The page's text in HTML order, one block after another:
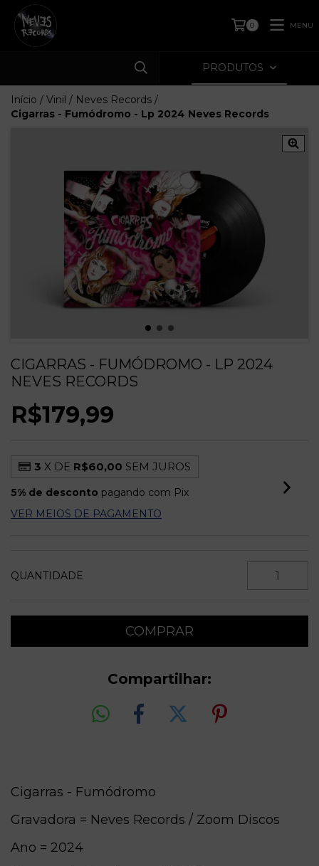
0 MENU
PRODUTOS
Início / Vinil / Neves Records /
Cigarras - Fumódromo - Lp 2024 Neves Records
CIGARRAS - FUMÓDROMO - LP 2024
NEVES RECORDS
R$179,99
3 X DE R$60,00 SEM JUROS
5% de desconto pagando com Pix
VER MEIOS DE PAGAMENTO
QUANTIDADE
Compartilhar:
Cigarras - Fumódromo
Gravadora = Neves Records / Zoom Discos
Ano = 2024